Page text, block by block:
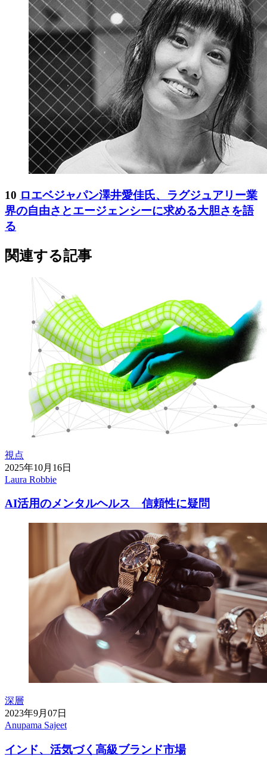
10 ロエベジャパン澤井愛佳氏、ラグジュアリー業
界の自由さとエージェンシーに求める大胆さを語
る
関連する記事
視点
2025年10月16日
Laura Robbie
AI活用のメンタルヘルス 信頼性に疑問
深層
2023年9月07日
Anupama Sajeet
インド、活気づく高級ブランド市場